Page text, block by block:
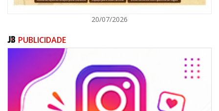
20/07/2026
PUBLICIDADE